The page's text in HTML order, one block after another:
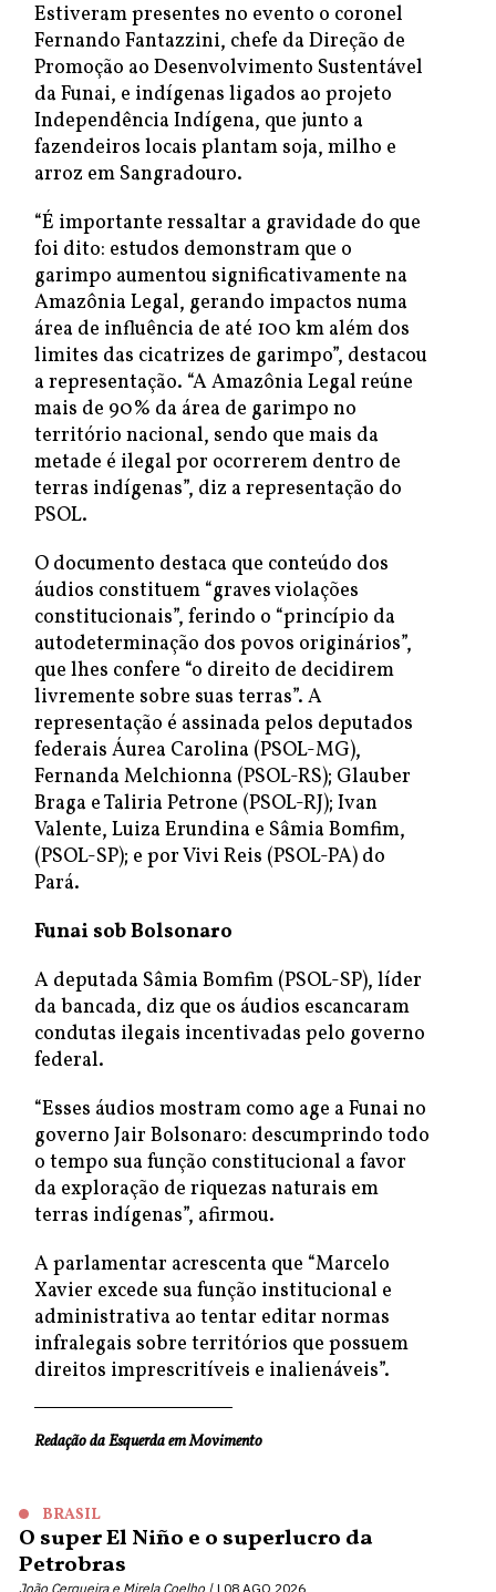
Estiveram presentes no evento o coronel
Fernando Fantazzini, chefe da Direção de
Promoção ao Desenvolvimento Sustentável
da Funai, e indígenas ligados ao projeto
Independência Indígena, que junto a
fazendeiros locais plantam soja, milho e
arroz em Sangradouro.
“É importante ressaltar a gravidade do que
foi dito: estudos demonstram que o
garimpo aumentou significativamente na
Amazônia Legal, gerando impactos numa
área de influência de até 100 km além dos
limites das cicatrizes de garimpo”, destacou
a representação. “A Amazônia Legal reúne
mais de 90% da área de garimpo no
território nacional, sendo que mais da
metade é ilegal por ocorrerem dentro de
terras indígenas”, diz a representação do
PSOL.
O documento destaca que conteúdo dos
áudios constituem “graves violações
constitucionais”, ferindo o “princípio da
autodeterminação dos povos originários”,
que lhes confere “o direito de decidirem
livremente sobre suas terras”. A
representação é assinada pelos deputados
federais Áurea Carolina (PSOL-MG),
Fernanda Melchionna (PSOL-RS); Glauber
Braga e Taliria Petrone (PSOL-RJ); Ivan
Valente, Luiza Erundina e Sâmia Bomfim,
(PSOL-SP); e por Vivi Reis (PSOL-PA) do
Pará.
Funai sob Bolsonaro
A deputada Sâmia Bomfim (PSOL-SP), líder
da bancada, diz que os áudios escancaram
condutas ilegais incentivadas pelo governo
federal.
“Esses áudios mostram como age a Funai no
governo Jair Bolsonaro: descumprindo todo
o tempo sua função constitucional a favor
da exploração de riquezas naturais em
terras indígenas”, afirmou.
A parlamentar acrescenta que “Marcelo
Xavier excede sua função institucional e
administrativa ao tentar editar normas
infralegais sobre territórios que possuem
direitos imprescritíveis e inalienáveis”.
Redação da Esquerda em Movimento
BRASIL
O super El Niño e o superlucro da
Petrobras
João Cerqueira e Mirela Coelho | 08 AGO 2026